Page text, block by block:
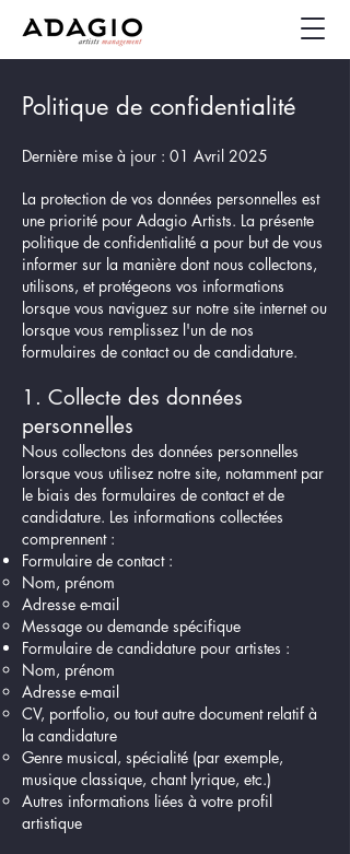
Politique de confidentialité
Dernière mise à jour : 01 Avril 2025
La protection de vos données personnelles est
une priorité pour Adagio Artists. La présente
politique de confidentialité a pour but de vous
informer sur la manière dont nous collectons,
utilisons, et protégeons vos informations
lorsque vous naviguez sur notre site internet ou
lorsque vous remplissez l'un de nos
formulaires de contact ou de candidature.
1. Collecte des données
personnelles
Nous collectons des données personnelles
lorsque vous utilisez notre site, notamment par
le biais des formulaires de contact et de
candidature. Les informations collectées
comprennent :
Formulaire de contact :
Nom, prénom
Adresse e-mail
Message ou demande spécifique
Formulaire de candidature pour artistes :
Nom, prénom
Adresse e-mail
CV, portfolio, ou tout autre document relatif à
la candidature
Genre musical, spécialité (par exemple,
musique classique, chant lyrique, etc.)
Autres informations liées à votre profil
artistique